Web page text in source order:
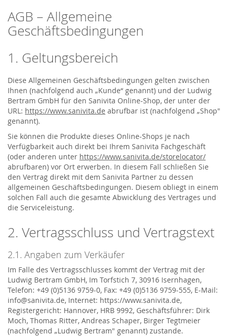
AGB – Allgemeine
Geschäftsbedingungen
1. Geltungsbereich
Diese Allgemeinen Geschäftsbedingungen gelten zwischen
Ihnen (nachfolgend auch „Kunde“ genannt) und der Ludwig
Bertram GmbH für den Sanivita Online-Shop, der unter der
URL: https://www.sanivita.de abrufbar ist (nachfolgend „Shop"
genannt).
Sie können die Produkte dieses Online-Shops je nach
Verfügbarkeit auch direkt bei Ihrem Sanivita Fachgeschäft
(oder anderen unter https://www.sanivita.de/storelocator/
abrufbaren) vor Ort erwerben. In diesem Fall schließen Sie
den Vertrag direkt mit dem Sanivita Partner zu dessen
allgemeinen Geschäftsbedingungen. Diesem obliegt in einem
solchen Fall auch die gesamte Abwicklung des Vertrages und
die Serviceleistung.
2. Vertragsschluss und Vertragstext
2.1. Angaben zum Verkäufer
Im Falle des Vertragsschlusses kommt der Vertrag mit der
Ludwig Bertram GmbH, Im Torfstich 7, 30916 Isernhagen,
Telefon: +49 (0)5136 9759-0, Fax: +49 (0)5136 9759-555, E-Mail:
info@sanivita.de, Internet: https://www.sanivita.de,
Registergericht: Hannover, HRB 9992, Geschäftsführer: Dirk
Moch, Thomas Ritter, Andreas Schaper, Birger Tegtmeier
(nachfolgend „Ludwig Bertram" genannt) zustande.